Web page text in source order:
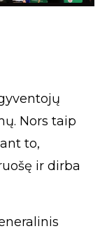
Nors taip
to,
ir dirba